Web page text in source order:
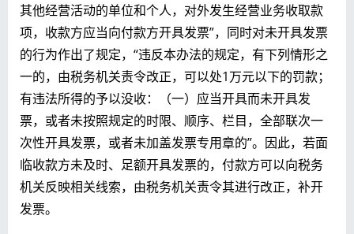
其他经营活动的单位和个人，对外发生经营业务收取款
项，收款方应当向付款方开具发票”，同时对未开具发票
的行为作出了规定，“违反本办法的规定，有下列情形之
一的，由税务机关责令改正，可以处1万元以下的罚款；
有违法所得的予以没收：（一）应当开具而未开具发
票，或者未按照规定的时限、顺序、栏目，全部联次一
次性开具发票，或者未加盖发票专用章的”。因此，若面
临收款方未及时、足额开具发票的，付款方可以向税务
机关反映相关线索，由税务机关责令其进行改正，补开
发票。